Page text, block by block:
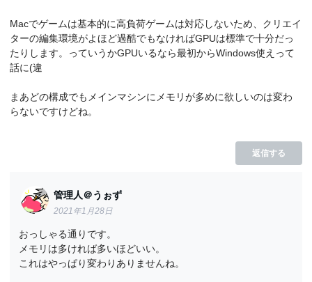
Macでゲームは基本的に高負荷ゲームは対応しないため、クリエイ
ターの編集環境がよほど過酷でもなければGPUは標準で十分だっ
たりします。っていうかGPUいるなら最初からWindows使えって
話に(違
まあどの構成でもメインマシンにメモリが多めに欲しいのは変わ
らないですけどね。
返信する
管理人＠うぉず
2021年1月28日
おっしゃる通りです。
メモリは多ければ多いほどいい。
これはやっぱり変わりありませんね。